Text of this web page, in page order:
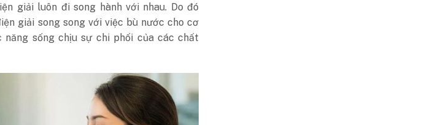
giải luôn đi song hành với nhau. Do đó
giải song song với việc bù nước cho cơ
năng sống chịu sự chi phối của các chất